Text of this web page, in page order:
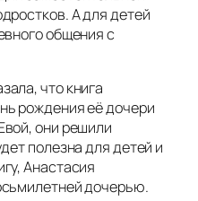
А для детей
общения с
что книга
рождения её дочери
они решили
полезна для детей и
Анастасия
дочерью.